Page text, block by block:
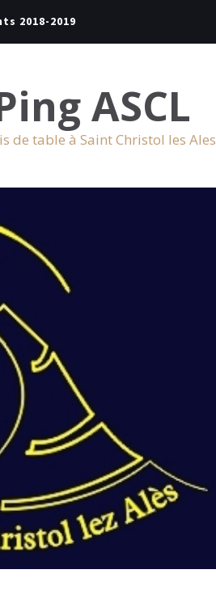
2018-2019
ASCL
de table à Saint Christol les Ales